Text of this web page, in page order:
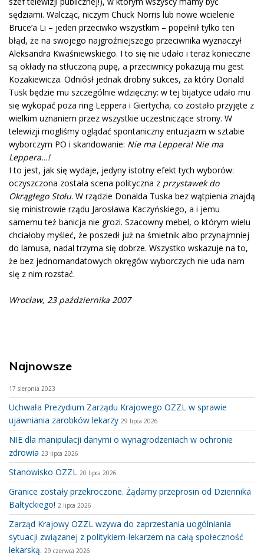
sędziami. Walcząc, niczym Chuck Norris lub nowe wcielenie
Bruce’a Li – jeden przeciwko wszystkim – popełnił tylko ten
błąd, że na swojego najgroźniejszego przeciwnika wyznaczył
Aleksandra Kwaśniewskiego. I to się nie udało i teraz konieczne
są okłady na stłuczoną pupę, a przeciwnicy pokazują mu gest
Kozakiewicza. Odniósł jednak drobny sukces, za który Donald
Tusk będzie mu szczególnie wdzięczny: w tej bijatyce udało mu
się wykopać poza ring Leppera i Giertycha, co zostało przyjęte z
wielkim uznaniem przez wszystkie uczestniczące strony. W
telewizji mogliśmy oglądać spontaniczny entuzjazm w sztabie
wyborczym PO i skandowanie: Nie ma Leppera! Nie ma
Leppera…!
I to jest, jak się wydaje, jedyny istotny efekt tych wyborów:
oczyszczona została scena polityczna z przystawek do
Okrągłego Stołu. W rządzie Donalda Tuska bez wątpienia znajdą
się ministrowie rządu Jarosława Kaczyńskiego, a i jemu
samemu też banicja nie grozi. Szacowny mebel, o którym wielu
chciałoby myśleć, że poszedł już na śmietnik albo przynajmniej
do lamusa, nadal trzyma się dobrze. Wszystko wskazuje na to,
że bez jednomandatowych okręgów wyborczych nie uda nam
się z nim rozstać.
Wrocław, 23 października 2007
Najnowsze
17 sierpnia 2023
Uchwała Prezydium Zarządu Krajowego OZZL w sprawie
ujawniania zarobków lekarzy 29 lipca 2026
NIE dla manipulacji danymi o wynagrodzeniach w ochronie
zdrowia 23 lipca 2026
Stanowisko OZZL 20 lipca 2026
Granice zostały przekroczone. Żądamy przeprosin od Dziennika
Bałtyckiego! 2 lipca 2026
Zarząd Krajowy OZZL wzywa do zaprzestania uogólniania
sytuacji związanej z politykiem-lekarzem na całą społeczność
lekarską. 29 czerwca 2026